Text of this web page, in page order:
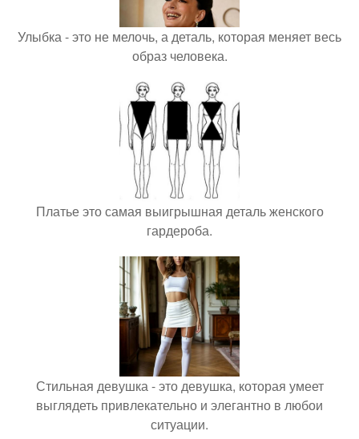
Улыбка - это не мелочь, а деталь, которая меняет весь
образ человека.
Платье это самая выигрышная деталь женского
гардероба.
Стильная девушка - это девушка, которая умеет
выглядеть привлекательно и элегантно в любои
ситуации.